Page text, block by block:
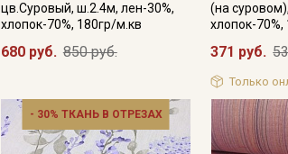
цв.Суровый, ш.2.4м, лен-30%,
хлопок-70%, 180гр/м.кв
680 руб. 850 руб.
(на
хлопок-
371 руб.
Только
- 30% ТКАНЬ В ОТРЕЗАХ